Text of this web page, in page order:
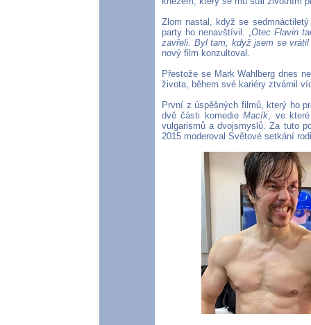
Zlom nastal, když se
party ho nenavštívil. „Otec Flavin
zavřeli. Byl tam, když jsem se
nový film konzultoval.
Přestože se Mark Wahlberg dnes
života, během své kariéry ztvárnil
První z úspěšných filmů, který ho
dvě části komedieMacík, ve které
vulgarismů a dvojsmyslů. Za tuto
2015 moderoval Světové setkání